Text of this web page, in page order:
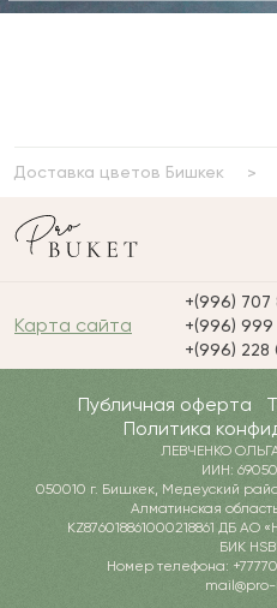
Доставка цветов Бишкек
Карта сайта
+(996) 707
+(996) 999
+(996) 228
Публичная оферта
Политика
ЛЕВЧЕНКО
ИИН:
050010 г. Бишкек, Медеуский
Алматинская
KZ876018861000218861 ДБ АО
БИК
Номер телефона: